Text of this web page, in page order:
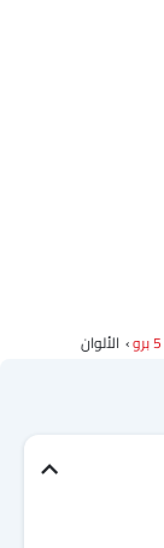
الألوان